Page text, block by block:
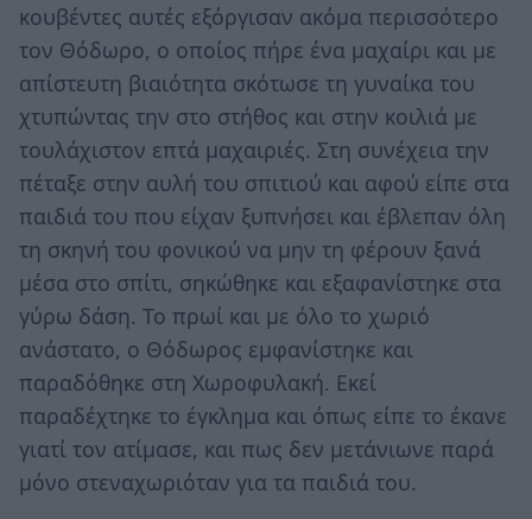
κουβέντες αυτές εξόργισαν ακόμα περισσότερο
τον Θόδωρο, ο οποίος πήρε ένα μαχαίρι και με
απίστευτη βιαιότητα σκότωσε τη γυναίκα του
χτυπώντας την στο στήθος και στην κοιλιά με
τουλάχιστον επτά μαχαιριές. Στη συνέχεια την
πέταξε στην αυλή του σπιτιού και αφού είπε στα
παιδιά του που είχαν ξυπνήσει και έβλεπαν όλη
τη σκηνή του φονικού να μην τη φέρουν ξανά
μέσα στο σπίτι, σηκώθηκε και εξαφανίστηκε στα
γύρω δάση. Το πρωί και με όλο το χωριό
ανάστατο, ο Θόδωρος εμφανίστηκε και
παραδόθηκε στη Χωροφυλακή. Εκεί
παραδέχτηκε το έγκλημα και όπως είπε το έκανε
γιατί τον ατίμασε, και πως δεν μετάνιωνε παρά
μόνο στεναχωριόταν για τα παιδιά του.